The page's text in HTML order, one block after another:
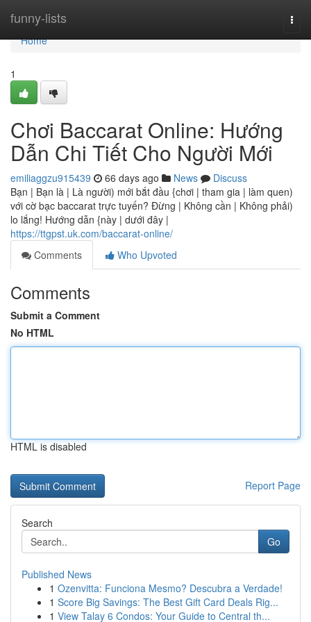
funny-lists
Home
Home
1
Chơi Baccarat Online: Hướng
Dẫn Chi Tiết Cho Người Mới
emiliaggzu915439 66 days ago News
Discuss
Bạn | Bạn là | Là người) mới bắt đầu {chơi | tham gia | làm quen)
với cờ bạc baccarat trực tuyến? Đừng | Không cần | Không phải)
lo lắng! Hướng dẫn {này | dưới đây |
https://ttgpst.uk.com/baccarat-online/
Comments
Who Upvoted
Comments
Submit a Comment
No HTML
HTML is disabled
Report Page
Search
Go
Published News
1 Ozenvitta: Funciona Mesmo? Descubra a Verdade!
1 Score Big Savings: The Best Gift Card Deals Rig...
1 View Talay 6 Condos: Your Guide to Central th...